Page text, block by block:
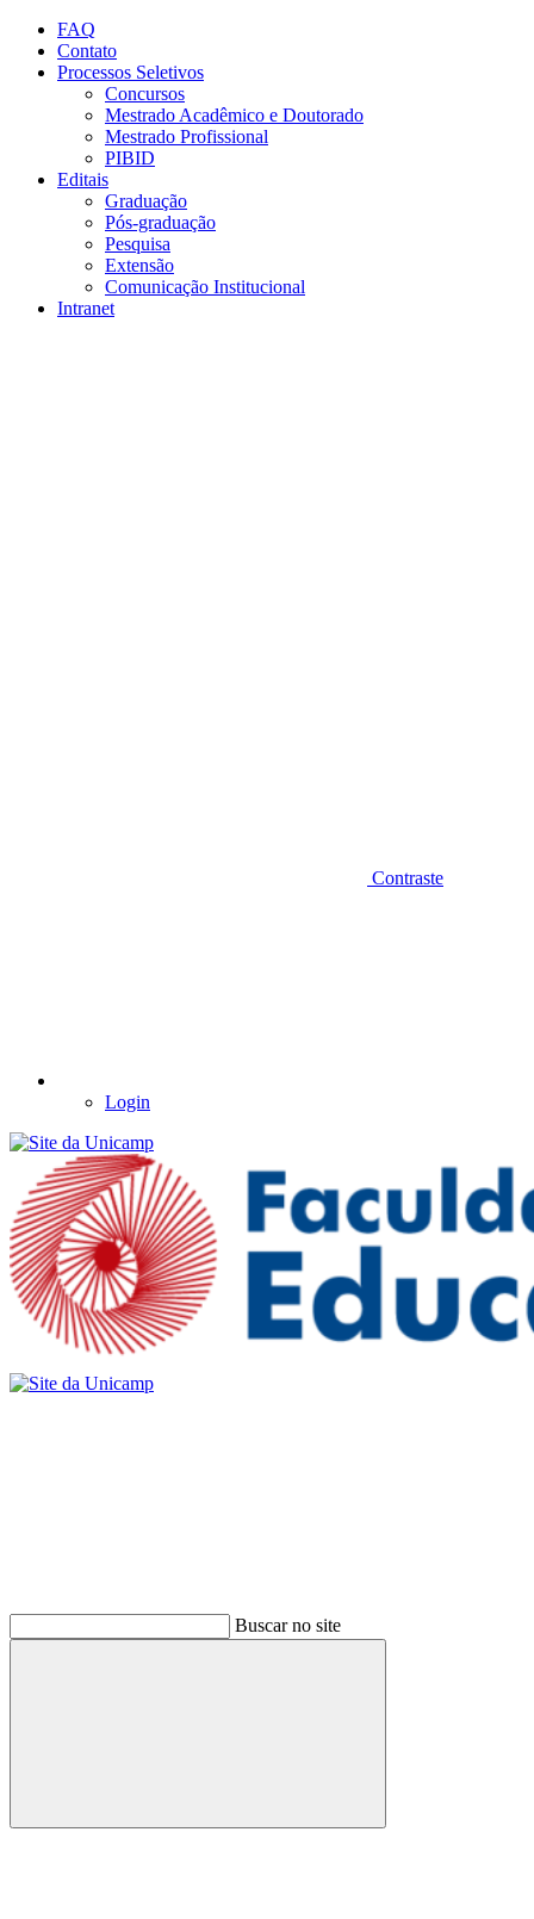
Conteúdo principal
FAQ
Contato
Processos Seletivos
Concursos
Mestrado Acadêmico e Doutorado
Mestrado Profissional
PIBID
Editais
Graduação
Pós-graduação
Pesquisa
Extensão
Comunicação Institucional
Intranet
Contraste
Login
Buscar no site
Buscar